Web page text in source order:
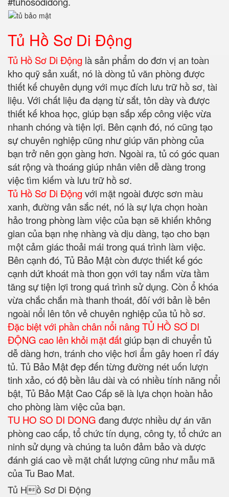
Tủ Hồ Sơ Di Động
Tủ Hồ Sơ Di Động là sản phẩm do đơn vị an toàn
kho quỹ sản xuất, nó là dòng tủ văn phòng được
thiết kế chuyên dụng với mục đích lưu trữ hồ sơ, tài
liệu. Với chất liệu đa dạng từ sắt, tôn dày và được
thiết kế khoa học, giúp bạn sắp xếp công việc vừa
nhanh chóng và tiện lợi. Bên cạnh đó, nó cũng tạo
sự chuyên nghiệp cũng như giúp văn phòng của
bạn trở nên gọn gàng hơn. Ngoài ra, tủ có góc quan
sát rộng và thoáng giúp nhân viên dễ dàng trong
việc tìm kiếm và lưu trữ hồ sơ.
Tủ Hồ Sơ Di Độngvới mặt ngoài được sơn màu
xanh, đường vân sắc nét, nó là sự lựa chọn hoàn
hảo trong phòng làm việc của bạn sẽ khiến không
gian của bạn nhẹ nhàng và dịu dàng, tạo cho bạn
một cảm giác thoải mái trong quá trình làm việc.
Bên cạnh đó, Tủ Bảo Mật còn được thiết kế góc
cạnh dứt khoát mà thon gọn với tay nắm vừa tầm
tăng sự tiện lợi trong quá trình sử dụng. Còn ổ khóa
vừa chắc chắn mà thanh thoát, đôí với bản lề bên
ngoài nổi lên tôn vẻ chuyên nghiệp của tủ hồ sơ.
Đặc biệt với phần chân nổi nâng TỦ HỒ SƠ DI
ĐỘNG cao lên khỏi mặt đấtgiúp bạn di chuyển tủ
dễ dàng hơn, tránh cho việc hơi ẩm gây hoen rỉ đáy
tủ. Tủ Bảo Mật đẹp đến từng đường nét uốn lượn
tinh xảo, có độ bền lâu dài và có nhiều tính năng nổi
bật, Tủ Bảo Mật Cao Cấp sẽ là lựa chọn hoàn hảo
cho phòng làm việc của bạn.
TU HO SO DI DONG đang được nhiều dự án văn
phòng cao cấp, tổ chức tín dụng, công ty, tổ chức an
ninh sử dụng và chúng ta luôn đảm bảo và dược
đánh giá cao về mặt chất lượng cũng như mẫu mã
của Tu Bao Mat.
Tủ Hồ Sơ Di Động